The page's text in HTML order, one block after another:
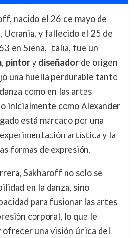
nacido el 26 de mayo de
Ucrania, y fallecido el 25 de
en Siena, Italia, fue un
, pintory diseñadorde origen
una huella perdurable tanto
como en las artes
inicialmente como Alexander
está marcado por una
artística y la
formas de expresión.
Sakharoff no solo se
en la danza, sino
para fusionar las artes
corporal, lo que le
una visión única del